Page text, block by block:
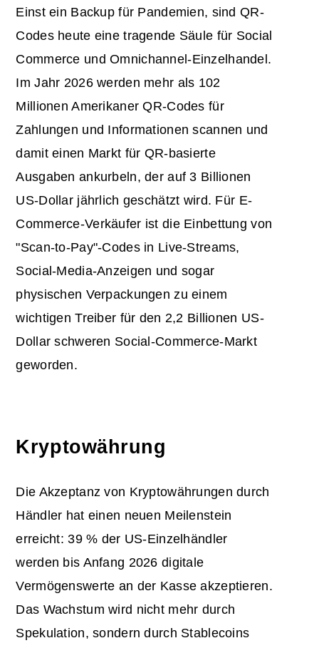
Einst ein Backup für Pandemien, sind QR-
Codes heute eine tragende Säule für Social
Commerce und Omnichannel-Einzelhandel.
Im Jahr 2026 werden mehr als 102
Millionen Amerikaner QR-Codes für
Zahlungen und Informationen scannen und
damit einen Markt für QR-basierte
Ausgaben ankurbeln, der auf 3 Billionen
US-Dollar jährlich geschätzt wird. Für E-
Commerce-Verkäufer ist die Einbettung von
"Scan-to-Pay"-Codes in Live-Streams,
Social-Media-Anzeigen und sogar
physischen Verpackungen zu einem
wichtigen Treiber für den 2,2 Billionen US-
Dollar schweren Social-Commerce-Markt
geworden.
Kryptowährung
Die Akzeptanz von Kryptowährungen durch
Händler hat einen neuen Meilenstein
erreicht: 39 % der US-Einzelhändler
werden bis Anfang 2026 digitale
Vermögenswerte an der Kasse akzeptieren.
Das Wachstum wird nicht mehr durch
Spekulation, sondern durch Stablecoins